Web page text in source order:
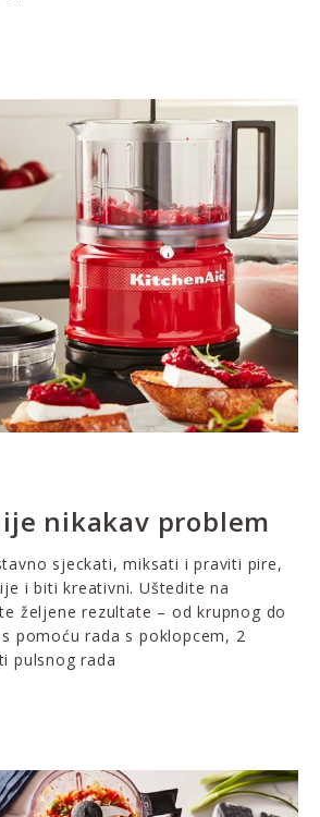
nikakav problem
sjeckati, miksati i praviti pire,
i biti kreativni. Uštedite na
željene rezultate – od krupnog do
pomoću rada s poklopcem, 2
pulsnog rada